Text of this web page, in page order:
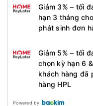
Giảm 3% – tối
hạn 3 tháng
phát sinh đơn
Giảm 5% – tối
chọn kỳ hạn 6
khách hàng đã
hàng HPL
Powered by